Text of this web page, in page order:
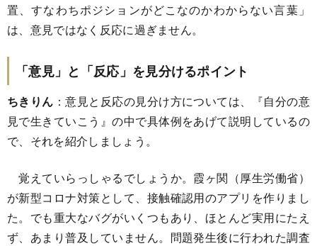
置、すなわちポジションがどこなのかわからない言葉」
は、意見ではなく反応に過ぎません。
「意見」と「反応」を見分けるポイント
ちきりん ：意見と反応の見分け方については、『自分の意
見で生きていこう』の中で具体例をあげて説明しているの
で、それを紹介しましょう。
覚えていらっしゃるでしょうか。霞ヶ関（厚生労働省）
が新型コロナ対策として、接触確認用のアプリを作りまし
た。でも重大なバグがいくつもあり、ほとんど実用にたえ
ず、あまり普及していません。問題発生後に行われた調査